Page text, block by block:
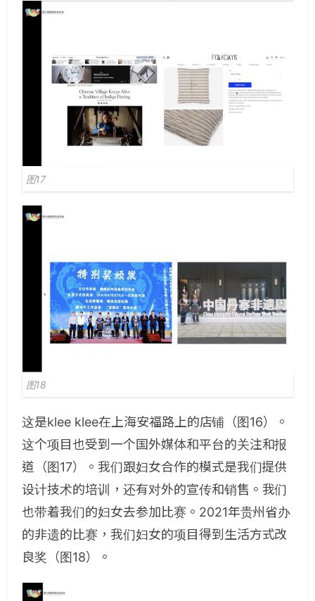
图17
图18
这是klee klee在上海安福路上的店铺（图16）。
这个项目也受到一个国外媒体和平台的关注和报
道（图17）。我们跟妇女合作的模式是我们提供
设计技术的培训，还有对外的宣传和销售。我们
也带着我们的妇女去参加比赛。2021年贵州省办
的非遗的比赛，我们妇女的项目得到生活方式改
良奖（图18）。